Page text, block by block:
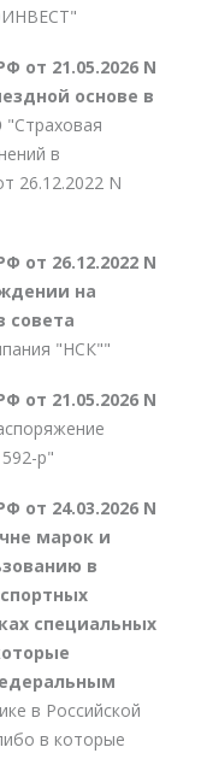
от 21.05.2026 N
основе в
"Страховая
в
26.12.2022 N
от 26.12.2022 N
на
совета
"НСК""
от 21.05.2026 N
р"
от 24.03.2026 N
марок и
в
специальных
в Российской
в которые